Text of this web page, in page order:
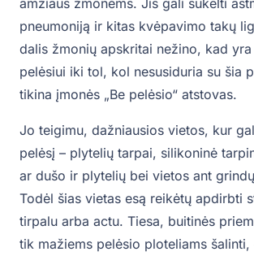
amžiaus žmonėms. Jis gali sukelti
pneumoniją ir kitas kvėpavimo takų
dalis žmonių apskritai nežino, kad
pelėsiui iki tol, kol nesusiduria su šia
tikina įmonės „Be pelėsio“ atstovas.
Jo teigimu, dažniausios vietos, kur
pelėsį – plytelių tarpai, silikoninė
ar dušo ir plytelių bei vietos ant
Todėl šias vietas esą reikėtų apdirbti
tirpalu arba actu. Tiesa, buitinės
tik mažiems pelėsio ploteliams šalinti,